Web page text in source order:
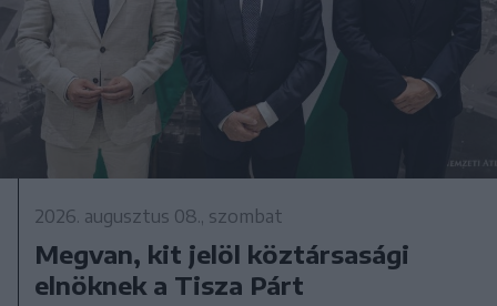
2026. augusztus 08., szombat
Megvan, kit jelöl köztársasági
elnöknek a Tisza Párt